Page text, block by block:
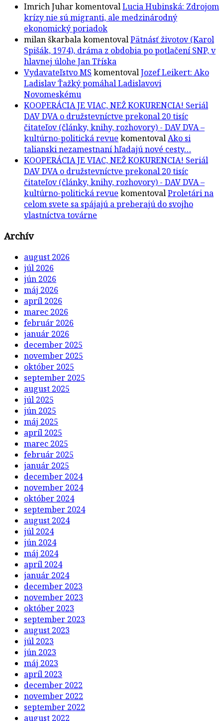
Imrich JuharkomentovalLucia Hubinská: Zdrojom
krízy nie sú migranti, ale medzinárodný
ekonomický poriadok
milan škarbalakomentovalPätnásť životov (Karol
Spišák, 1974), dráma z obdobia po potlačení SNP, v
hlavnej úlohe Jan Tříska
Vydavateľstvo MS komentovalJozef Leikert: Ako
Ladislav Ťažký pomáhal Ladislavovi
Novomeskému
KOOPERÁCIA JE VIAC, NEŽ KOKURENCIA! Seriál
DAV DVA o družstevníctve prekonal 20 tisíc
čitateľov (články, knihy, rozhovory) - DAV DVA –
kultúrno-politická revue komentovalAko si
talianski nezamestnaní hľadajú nové cesty…
KOOPERÁCIA JE VIAC, NEŽ KOKURENCIA! Seriál
DAV DVA o družstevníctve prekonal 20 tisíc
čitateľov (články, knihy, rozhovory) - DAV DVA –
kultúrno-politická revue komentovalProletári na
celom svete sa spájajú a preberajú do svojho
vlastníctva továrne
Archív
august 2026
júl 2026
jún 2026
máj 2026
apríl 2026
marec 2026
február 2026
január 2026
december 2025
november 2025
október 2025
september 2025
august 2025
júl 2025
jún 2025
máj 2025
apríl 2025
marec 2025
február 2025
január 2025
december 2024
november 2024
október 2024
september 2024
august 2024
júl 2024
jún 2024
máj 2024
apríl 2024
január 2024
december 2023
november 2023
október 2023
september 2023
august 2023
júl 2023
jún 2023
máj 2023
apríl 2023
december 2022
november 2022
september 2022
august 2022